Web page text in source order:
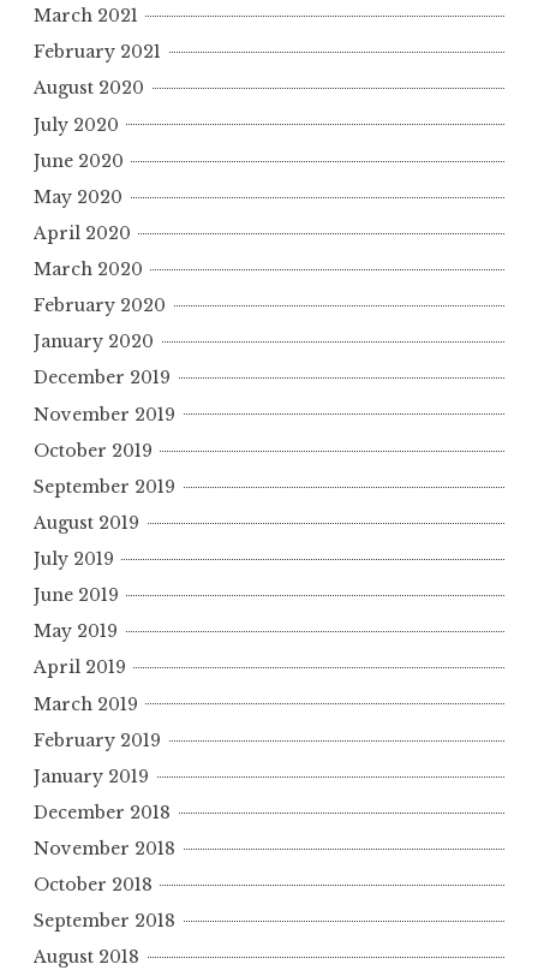
March 2021
February 2021
August 2020
July 2020
June 2020
May 2020
April 2020
March 2020
February 2020
January 2020
December 2019
November 2019
October 2019
September 2019
August 2019
July 2019
June 2019
May 2019
April 2019
March 2019
February 2019
January 2019
December 2018
November 2018
October 2018
September 2018
August 2018